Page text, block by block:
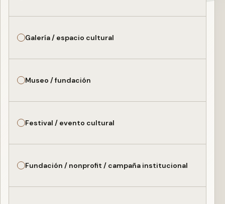
Galería / espacio cultural
Museo / fundación
Festival / evento cultural
Fundación / nonprofit / campaña institucional